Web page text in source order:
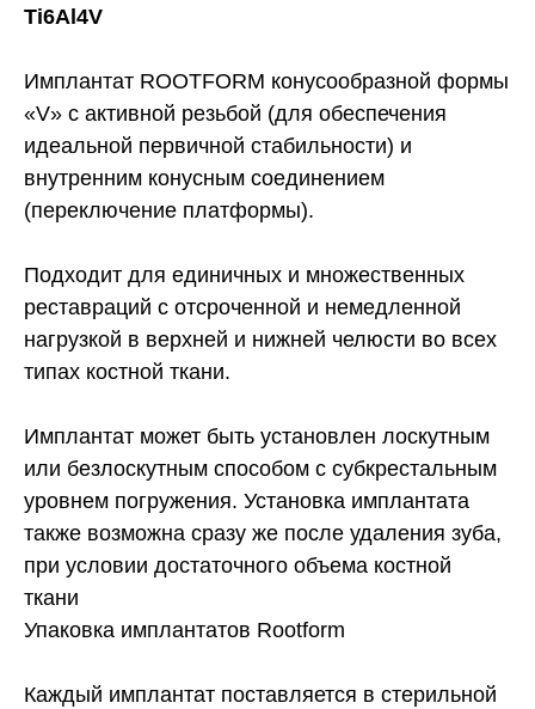
Ti6Al4V
Имплантат ROOTFORM конусообразной формы
«V» с активной резьбой (для обеспечения
идеальной первичной стабильности) и
внутренним конусным соединением
(переключение платформы).
Подходит для единичных и множественных
реставраций с отсроченной и немедленной
нагрузкой в верхней и нижней челюсти во всех
типах костной ткани.
Имплантат может быть установлен лоскутным
или безлоскутным способом с субкрестальным
уровнем погружения. Установка имплантата
также возможна сразу же после удаления зуба,
при условии достаточного объема костной
ткани
Упаковка имплантатов Rootform
Каждый имплантат поставляется в стерильной